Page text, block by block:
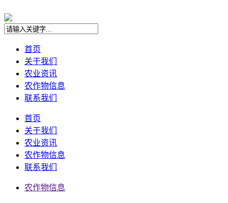
首页
关于我们
农业资讯
农作物信息
联系我们
首页
关于我们
农业资讯
农作物信息
联系我们
农作物信息